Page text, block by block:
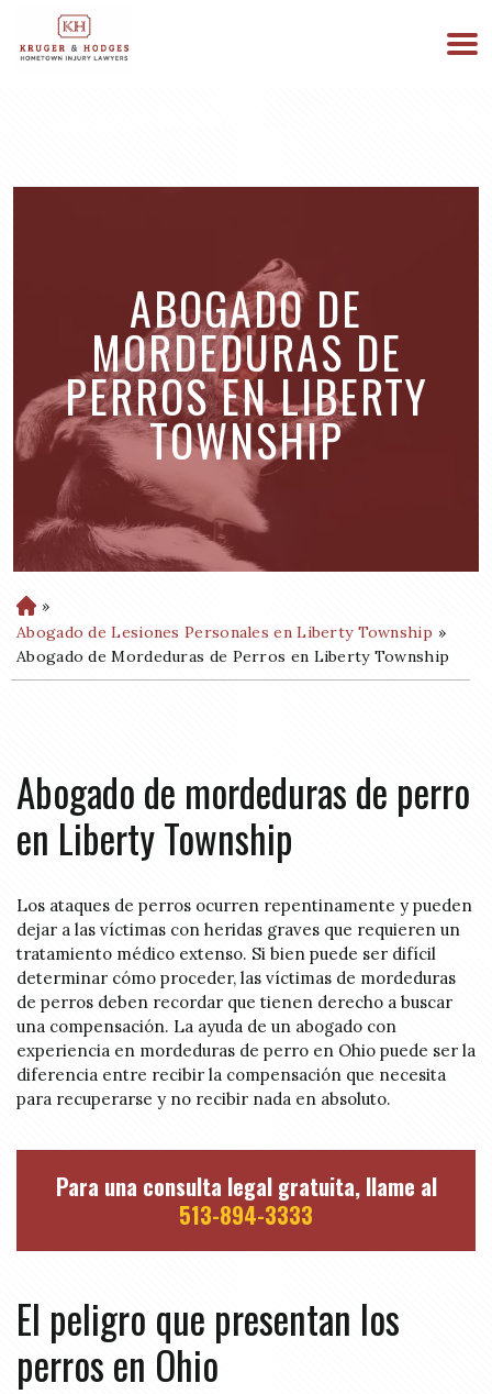
ESTAMOS DISPONIBLES 24/7
ABOGADO DE
MORDEDURAS DE
PERROS EN LIBERTY
TOWNSHIP
H
o
m
e
»
Abogado de Lesiones Personales en Liberty Township »
Abogado de Mordeduras de Perros en Liberty Township
Abogado de mordeduras de perro
en Liberty Township
Los ataques de perros ocurren repentinamente y pueden
dejar a las víctimas con heridas graves que requieren un
tratamiento médico extenso. Si bien puede ser difícil
determinar cómo proceder, las víctimas de mordeduras
de perros deben recordar que tienen derecho a buscar
una compensación. La ayuda de un abogado con
experiencia en mordeduras de perro en Ohio puede ser la
diferencia entre recibir la compensación que necesita
para recuperarse y no recibir nada en absoluto.
Para una consulta legal gratuita, llame al
513-894-3333
El peligro que presentan los
perros en Ohio